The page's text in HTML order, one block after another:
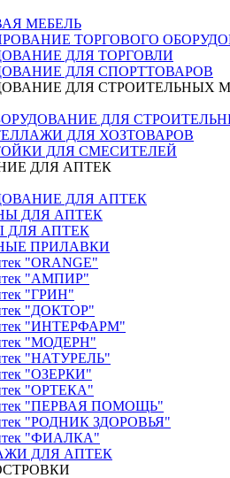
МЕБЕЛЬ
ТОРГОВОГО
ДЛЯ ТОРГОВЛИ
ДЛЯ СПОРТТОВАРОВ
ДЛЯ СТРОИТЕЛЬНЫХ
ДЛЯ
ДЛЯ ХОЗТОВАРОВ
ДЛЯ СМЕСИТЕЛЕЙ
ДЛЯ АПТЕК
ДЛЯ АПТЕК
ДЛЯ АПТЕК
АПТЕК
ПРИЛАВКИ
"ORANGE"
"АМПИР"
"ГРИН"
"ДОКТОР"
"ИНТЕРФАРМ"
"МОДЕРН"
"НАТУРЕЛЬ"
"ОЗЕРКИ"
"ОРТЕКА"
"ПЕРВАЯ ПОМОЩЬ"
"РОДНИК ЗДОРОВЬЯ"
"ФИАЛКА"
ДЛЯ АПТЕК